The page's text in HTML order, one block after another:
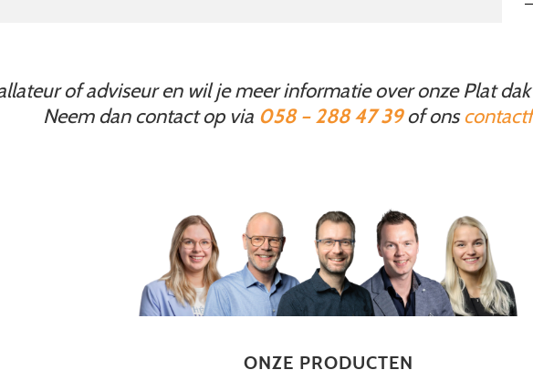
of adviseur en wil je meer informatie over onze Plat
Neem dan contact op via 058 – 288 47 39of ons
ONZE PRODUCTEN